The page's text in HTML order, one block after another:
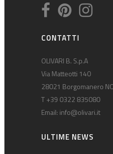
CONTATTI
OLIVARI B. S.p.A
Via Matteotti 140
28021 Borgomanero
T +39 0322 835080
Email: info@olivari.it
ULTIME NEWS